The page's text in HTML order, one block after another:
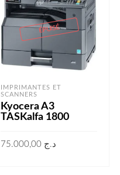
ÉPUISÉ
IMPRIMANTES ET
SCANNERS
Kyocera A3
TASKalfa 1800
د.ج